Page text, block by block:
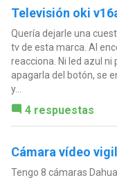
Televisión oki
Quería dejarle una
tv de esta marca. Al
reacciona. Ni led azul ni
apagarla del botón, se
y...
4 respuestas
Cámara vídeo
Tengo 8 cámaras